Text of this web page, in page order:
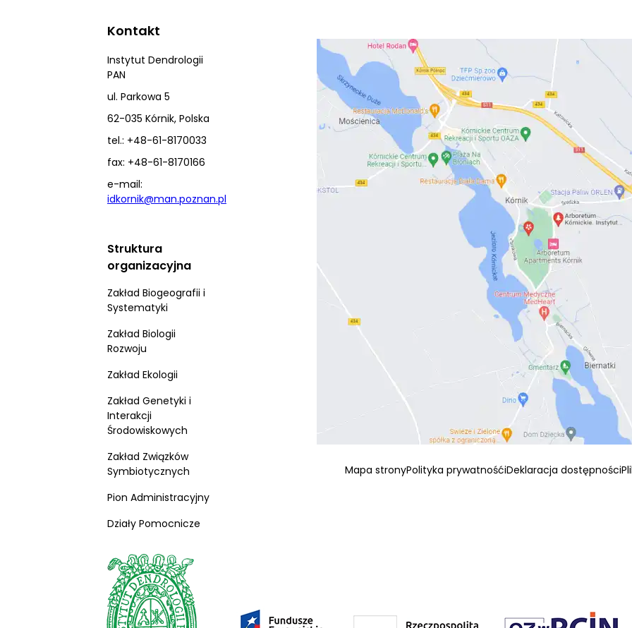
Kontakt
Instytut Dendrologii
PAN
ul. Parkowa 5
62-035 Kórnik, Polska
tel.: +48-61-8170033
fax: +48-61-8170166
e-mail:
idkornik@man.poznan.pl
Struktura
organizacyjna
Zakład Biogeografii i
Systematyki
Zakład Biologii
Rozwoju
Zakład Ekologii
Zakład Genetyki i
Interakcji
Środowiskowych
Zakład Związków
Symbiotycznych
Pion Administracyjny
Działy Pomocnicze
Mapa stronyPolityka prywatnośćiDeklaracja dostępności